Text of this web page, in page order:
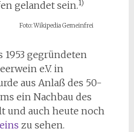
gelandet sein.1)
Foto: Wikipedia Gemeinfrei
1953 gegründeten
e.V. in
aus Anlaß des 50-
ein Nachbau des
und auch heute noch
zu sehen.